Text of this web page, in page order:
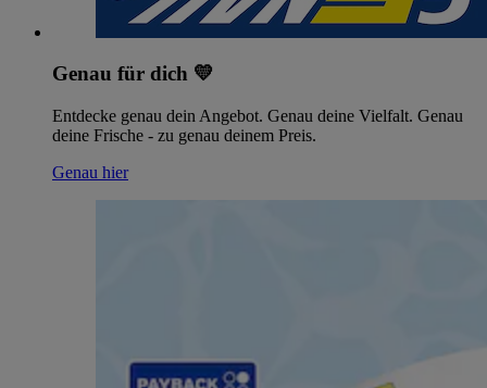
Genau für dich 💛
Entdecke genau dein Angebot. Genau deine Vielfalt. Genau
deine Frische - zu genau deinem Preis.
Genau hier